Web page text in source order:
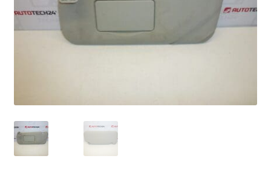
Paiements
Politique de confidentialité